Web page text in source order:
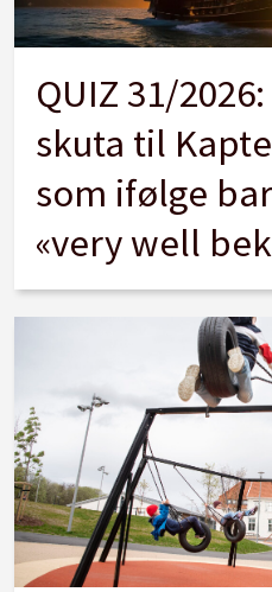
QUIZ 31/
skuta til
som ifølge
«very well